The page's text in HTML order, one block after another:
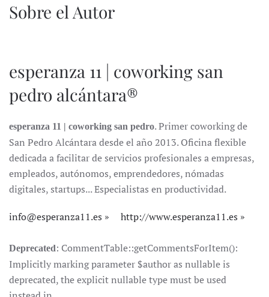
Sobre el Autor
esperanza 11 | coworking san
pedro alcántara®
esperanza 11 | coworking san pedro. Primer coworking de
San Pedro Alcántara desde el año 2013. Oficina flexible
dedicada a facilitar de servicios profesionales a empresas,
empleados, autónomos, emprendedores, nómadas
digitales, startups... Especialistas en productividad.
info@esperanza11.es http://www.esperanza11.es
Deprecated: CommentTable::getCommentsForItem():
Implicitly marking parameter $author as nullable is
deprecated, the explicit nullable type must be used